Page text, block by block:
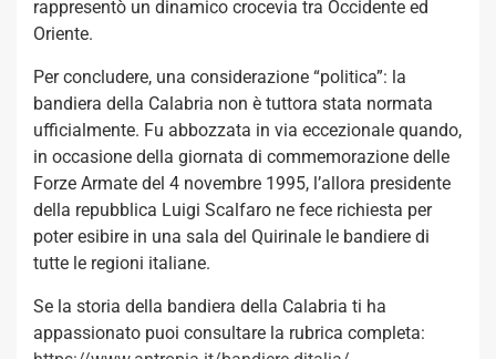
rappresentò un dinamico crocevia tra Occidente ed
Oriente.
Per concludere, una considerazione “politica”: la
bandiera della Calabria non è tuttora stata normata
ufficialmente. Fu abbozzata in via eccezionale quando,
in occasione della giornata di commemorazione delle
Forze Armate del 4 novembre 1995, l’allora presidente
della repubblica Luigi Scalfaro ne fece richiesta per
poter esibire in una sala del Quirinale le bandiere di
tutte le regioni italiane.
Se la storia della bandiera della Calabria ti ha
appassionato puoi consultare la rubrica completa: